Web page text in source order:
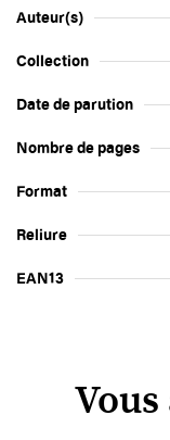
Auteur(s)
Collection
Date de parution
Nombre de pages
Format
Reliure
EAN13